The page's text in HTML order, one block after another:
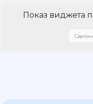
Показ виджета